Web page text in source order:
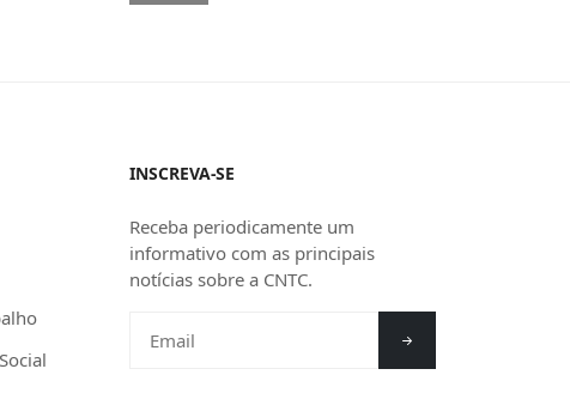
INSCREVA-SE
Receba periodicamente um
informativo com as principais
notícias sobre a CNTC.